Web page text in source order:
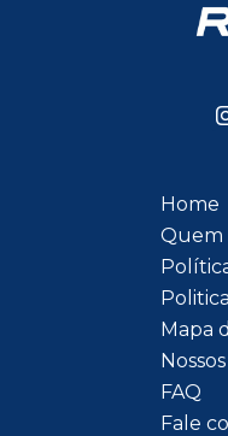
Home
Quem
Mapa
FAQ
Fale